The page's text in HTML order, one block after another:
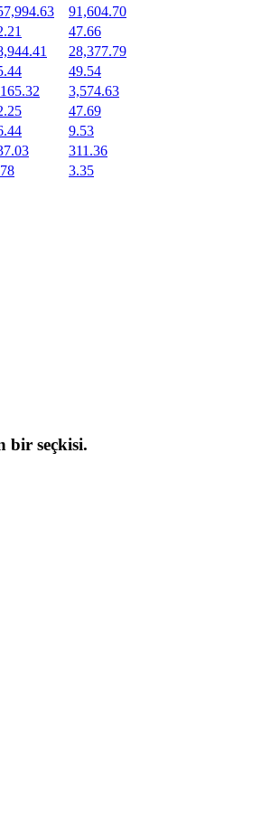
91,604.70
47.66
28,377.79
49.54
3,574.63
47.69
9.53
311.36
3.35
bir seçkisi.